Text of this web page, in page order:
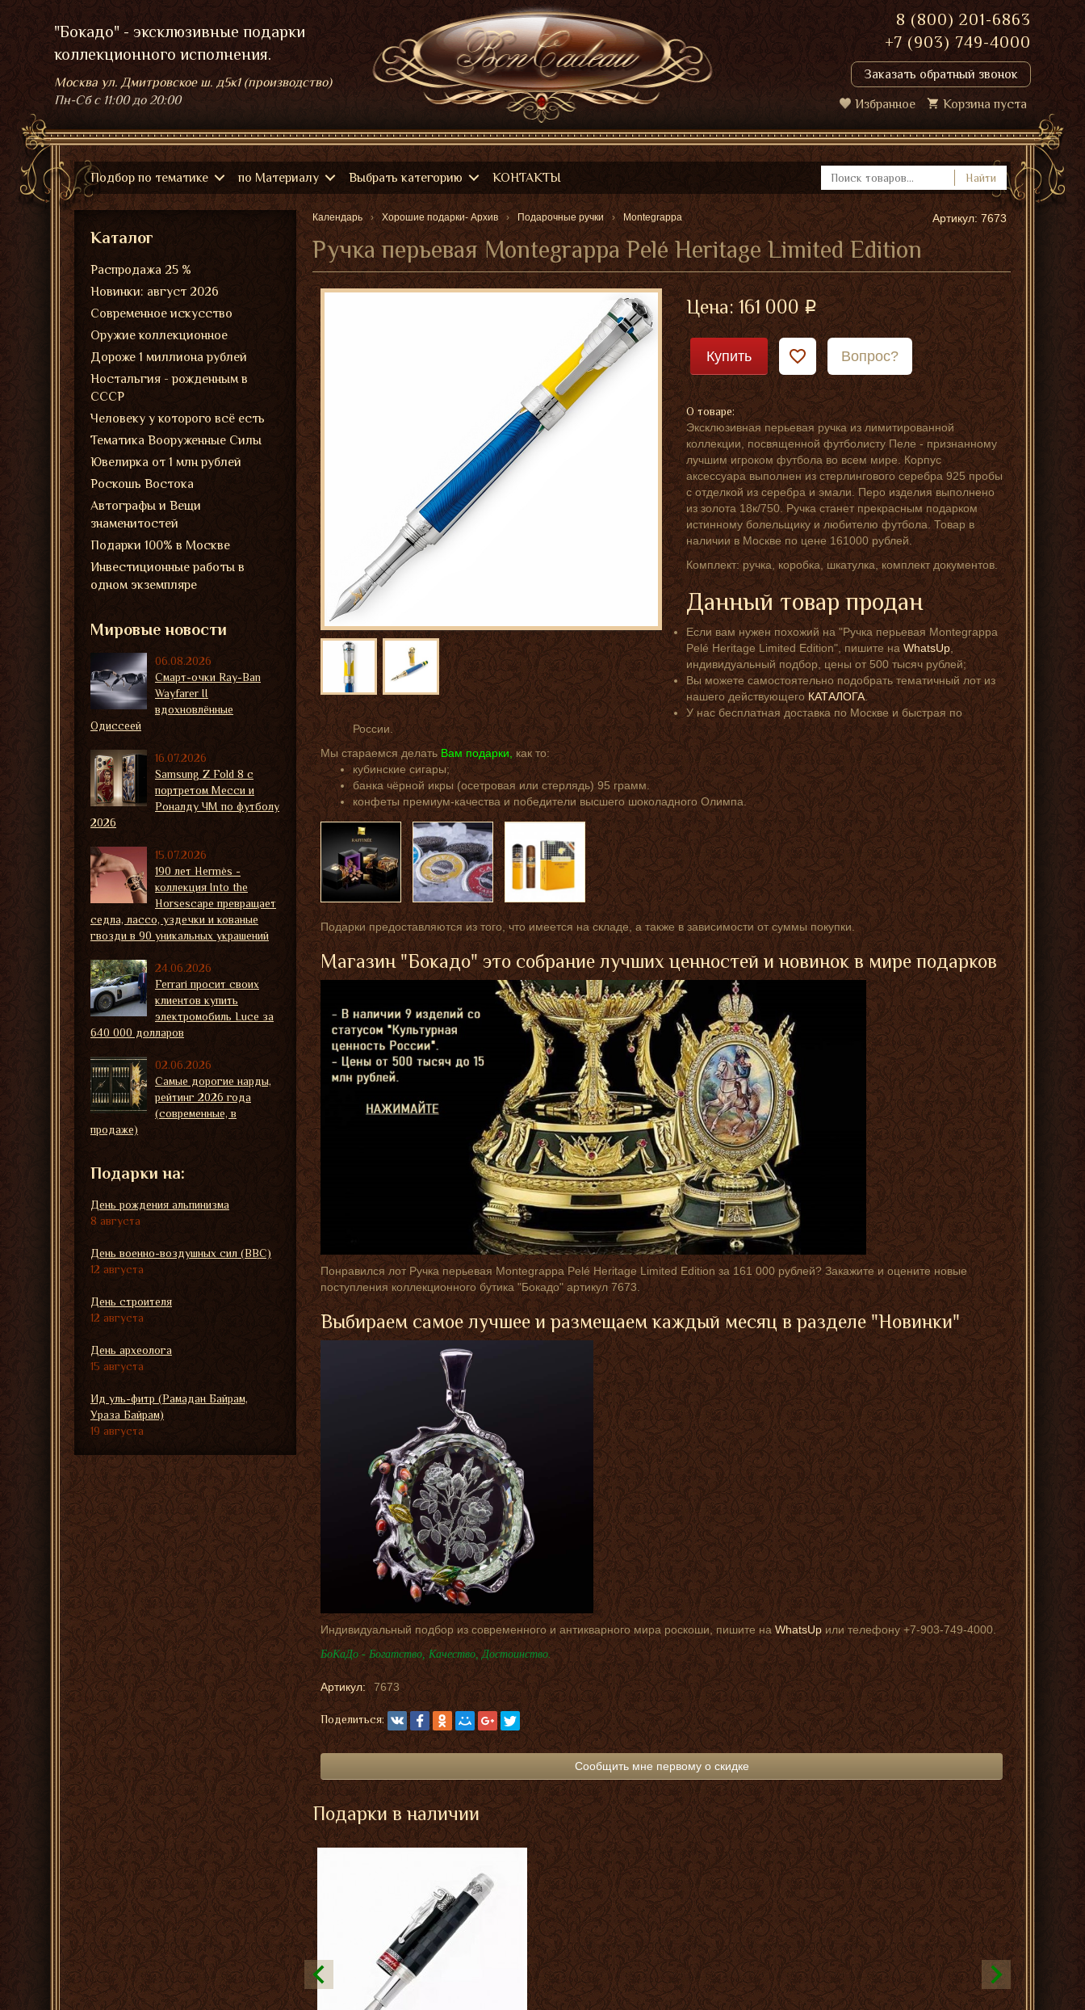
"Бокадо" - эксклюзивные подарки
коллекционного исполнения.
Москва ул. Дмитровское ш. д5к1 (производство)
Пн-Сбс 11:00 до 20:00
8 (800) 201-6863
+7 (903) 749-4000
Заказать обратный звонок
Избранное Корзина пуста
Подбор по тематике по Материалу Выбрать категорию КОНТАКТЫ Найти
Календарь Хорошие подарки- Архив Подарочные ручки Montegrappa
Ручка перьевая Montegrappa Pelé Heritage Limited Edition
Артикул: 7673
Цена:161 000
Купить Вопрос?
О товаре:
Эксклюзивная перьевая ручка из лимитированной
коллекции, посвященной футболисту Пеле - признанному
лучшим игроком футбола во всем мире. Корпус
аксессуара выполнен из стерлингового серебра 925 пробы
с отделкой из серебра и эмали. Перо изделия выполнено
из золота 18к/750. Ручка станет прекрасным подарком
истинному болельщику и любителю футбола. Товар в
наличии в Москве по цене 161000 рублей.
Комплект: ручка, коробка, шкатулка, комплект документов.
Данный товар продан
Если вам нужен похожий на "Ручка перьевая Montegrappa
Pelé Heritage Limited Edition", пишите наWhatsUp,
индивидуальный подбор, цены от 500 тысяч рублей;
Вы можете самостоятельно подобрать тематичный лот из
нашего действующего КАТАЛОГА.
У нас бесплатная доставка по Москве и быстрая по
России.
Мы стараемся делать Вам подарки,как то:
кубинские сигары;
банка чёрной икры (осетровая или стерлядь) 95 грамм.
конфеты премиум-качества и победители высшего шоколадного Олимпа.
Подарки предоставляются из того, что имеется на складе, а также в зависимости от суммы покупки.
Магазин "Бокадо" это собрание лучших ценностей и новинок в мире подарков
Понравился лот Ручка перьевая Montegrappa Pelé Heritage Limited Edition за 161 000 рублей? Закажите и оцените новые
поступления коллекционного бутика "Бокадо" артикул 7673.
Выбираем самое лучшее и размещаем каждый месяц в разделе "Новинки"
Индивидуальный подбор из современного и антикварного мира роскоши, пишите на WhatsUp или телефону +7-903-749-4000.
БоКаДо - Богатство, Качество, Достоинство.
Артикул: 7673
Поделиться:
Сообщить мне первому о скидке
Подарки в наличии
Каталог
Распродажа 25 %
Новинки: август 2026
Современное искусство
Оружие коллекционное
Дороже 1 миллиона рублей
Ностальгия - рожденным в
СССР
Человеку у которого всё есть
Тематика Вооруженные Силы
Ювелирка от 1 млн рублей
Роскошь Востока
Автографы и Вещи
знаменитостей
Подарки 100% в Москве
Инвестиционные работы в
одном экземпляре
Мировые новости
06.08.2026
Смарт-очки Ray-Ban
Wayfarer II
вдохновлённые
Одиссеей
16.07.2026
Samsung Z Fold 8 с
портретом Месси и
Роналду ЧМ по футболу
2026
15.07.2026
190 лет Hermès -
коллекция Into the
Horsescape превращает
седла, лассо, уздечки и кованые
гвозди в 90 уникальных украшений
24.06.2026
Ferrari просит своих
клиентов купить
электромобиль Luce за
640 000 долларов
02.06.2026
Самые дорогие нарды,
рейтинг 2026 года
(современные, в
продаже)
Подарки на:
День рождения альпинизма
8 августа
День военно-воздушных сил (ВВС)
12 августа
День строителя
12 августа
День археолога
15 августа
Ид уль-фитр (Рамадан Байрам,
Ураза Байрам)
19 августа